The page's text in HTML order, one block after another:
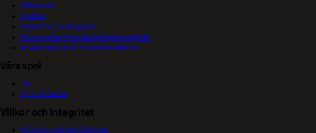
Hållbarhet
Spelkoll
Skydd mot bedrägerier
Så motverkar Svenska Spel penningtvätt
Användning av AI för kommunikation
Våra spel
Tur
Sport & Casino
Villkor och integritet
Välj dina cookieinställningar